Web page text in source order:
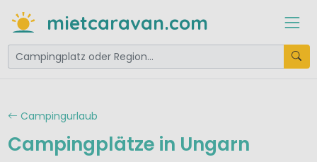
mietcaravan.com
Campingurlaub
Campingplätze in Ungarn